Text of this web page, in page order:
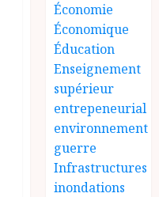
Économie
Économique
Éducation
Enseignement
supérieur
entrepeneurial
environnement
guerre
Infrastructures
inondations